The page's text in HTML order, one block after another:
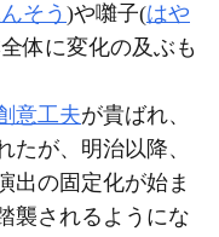
そう )や囃子(はや
体に変化の及ぶも
意工夫が貴ばれ、
たが、明治以降、
出の固定化が始ま
襲されるようにな